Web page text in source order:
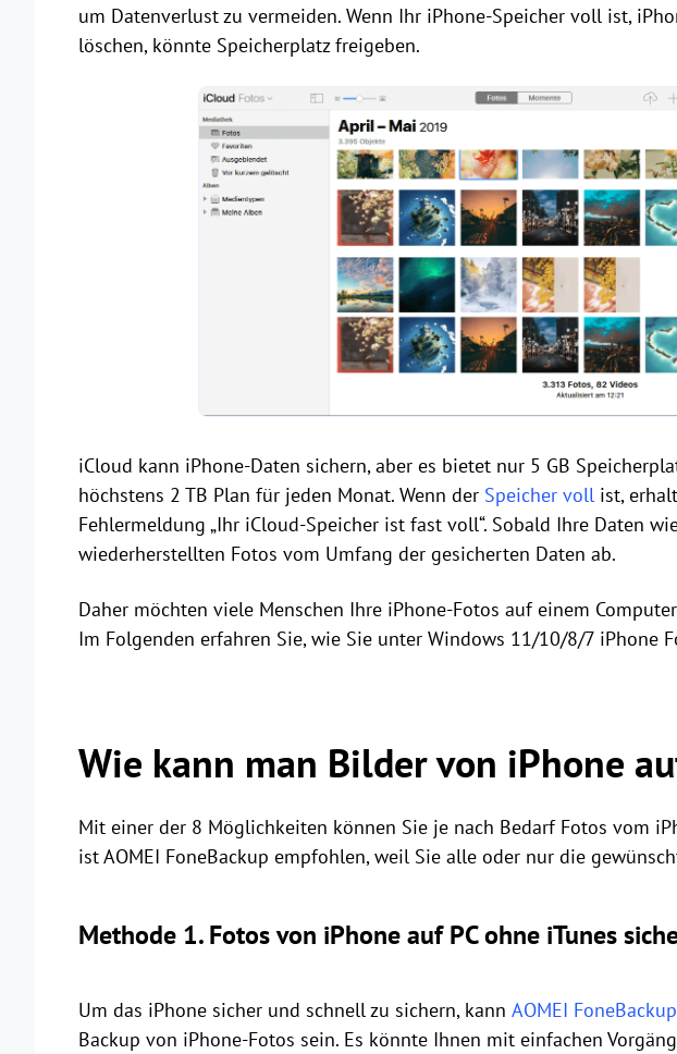
um Datenverlust zu vermeiden. Wenn Ihr iPhone-Speicher voll ist,
löschen, könnte Speicherplatz freigeben.
iCloud kann iPhone-Daten sichern, aber es bietet nur 5 GB
höchstens 2 TB Plan für jeden Monat. Wenn der Speicher voll ist,
Fehlermeldung „Ihr iCloud-Speicher ist fast voll“. Sobald Ihre Daten
wiederherstellten Fotos vom Umfang der gesicherten Daten ab.
Daher möchten viele Menschen Ihre iPhone-Fotos auf einem
Im Folgenden erfahren Sie, wie Sie unter Windows 11/10/8/7 iPhone
Wie kann man Bilder von iPhone
Mit einer der 8 Möglichkeiten können Sie je nach Bedarf Fotos vom
ist AOMEI FoneBackup empfohlen, weil Sie alle oder nur die
Methode 1. Fotos von iPhone auf PC ohne iTunes
Um das iPhone sicher und schnell zu sichern, kann AOMEI FoneBackup
Backup von iPhone-Fotos sein. Es könnte Ihnen mit einfachen